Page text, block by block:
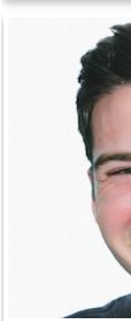
Ngày 1-4 năm
TIROS-1, được
Ngày 1-4 năm
quảng cáo thuốc
Ngày 1-4 năm
Apple Computer.
Ngày 1-4 năm
nước Cộng hòa
Ngày 1-4 năm
Milosevic bị bắt
Ngày 1-4 năm
Kỳ giải cứu